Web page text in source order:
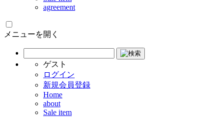
agreement
メニューを開く
ゲスト
ログイン
新規会員登録
Home
about
Sale item